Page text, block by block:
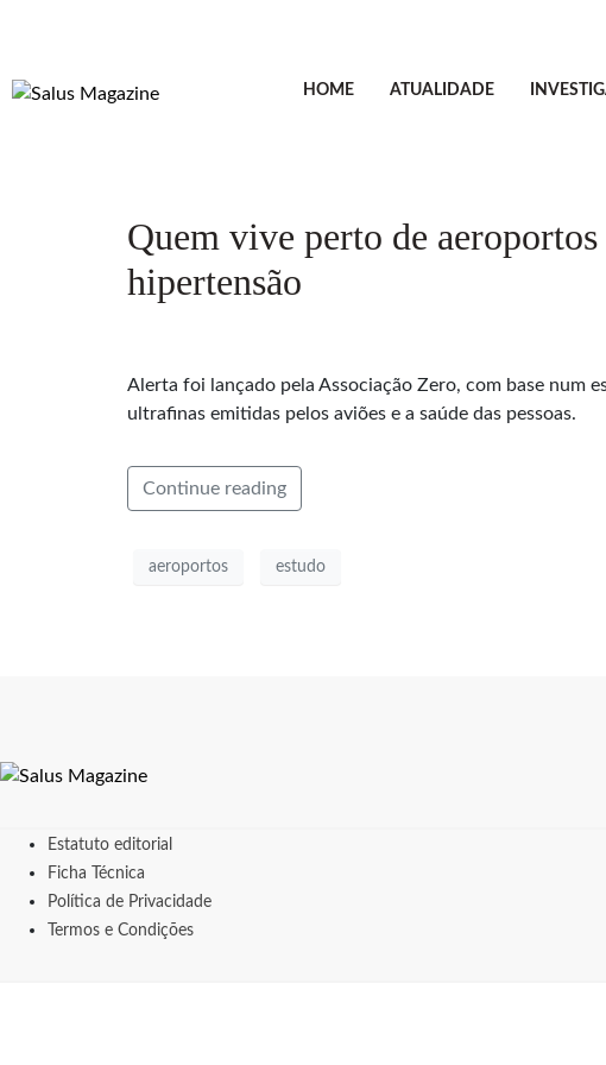
HOME ATUALIDADE
Quem vive perto de
hipertensão
Alerta foi lançado pela Associação Zero, com base num
ultrafinas emitidas pelos aviões e a saúde das pessoas.
Continue reading
aeroportos estudo
Estatuto editorial
Ficha Técnica
Política de Privacidade
Termos e Condições